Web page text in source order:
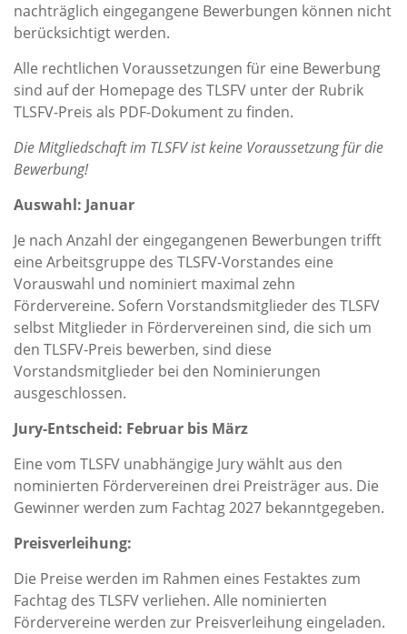
nachträglich eingegangene Bewerbungen können nicht
berücksichtigt werden.
Alle rechtlichen Voraussetzungen für eine Bewerbung
sind auf der Homepage des TLSFV unter der Rubrik
TLSFV-Preis als PDF-Dokument zu finden.
Die Mitgliedschaft im TLSFV ist keine Voraussetzung für die
Bewerbung!
Auswahl: Januar
Je nach Anzahl der eingegangenen Bewerbungen trifft
eine Arbeitsgruppe des TLSFV-Vorstandes eine
Vorauswahl und nominiert maximal zehn
Fördervereine. Sofern Vorstandsmitglieder des TLSFV
selbst Mitglieder in Fördervereinen sind, die sich um
den TLSFV-Preis bewerben, sind diese
Vorstandsmitglieder bei den Nominierungen
ausgeschlossen.
Jury-Entscheid: Februar bis März
Eine vom TLSFV unabhängige Jury wählt aus den
nominierten Fördervereinen drei Preisträger aus. Die
Gewinner werden zum Fachtag 2027 bekanntgegeben.
Preisverleihung:
Die Preise werden im Rahmen eines Festaktes zum
Fachtag des TLSFV verliehen. Alle nominierten
Fördervereine werden zur Preisverleihung eingeladen.